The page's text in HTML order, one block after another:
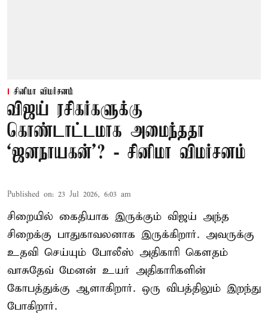
சினிமா விமர்சனம்
விஜய் ரசிகர்களுக்கு
கொண்டாட்டமாக அமைந்ததா
‘ஜனநாயகன்’? - சினிமா விமர்சனம்
Published on: 23 Jul 2026, 6:03 am
சிறையில் கைதியாக இருக்கும் விஜய் அந்த
சிறைக்கு பாதுகாவலனாக இருக்கிறார். அவருக்கு
உதவி செய்யும் போலீஸ் அதிகாரி கௌதம்
வாசுதேவ் மேனன் உயர் அதிகாரிகளின்
கோபத்துக்கு ஆளாகிறார். ஒரு விபத்திலும் இறந்து
போகிறார்.